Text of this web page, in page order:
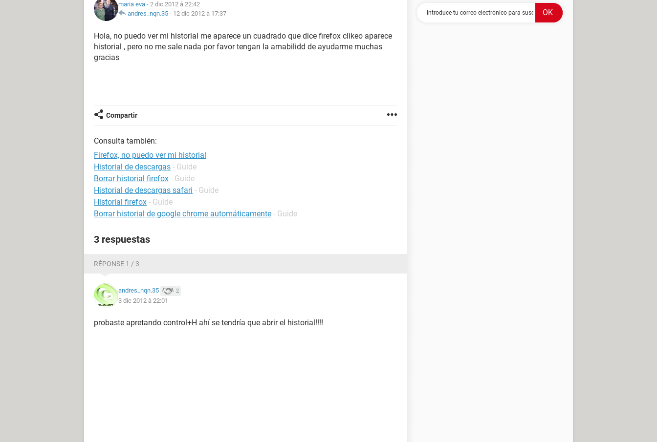
maria eva - 2 dic 2012 à 22:42
andres_nqn.35 - 12 dic 2012 à 17:37
Hola, no puedo ver mi historial me aparece un cuadrado que dice firefox clikeo aparece
historial , pero no me sale nada por favor tengan la amabilidd de ayudarme muchas
gracias
Compartir
Consulta también:
Firefox, no puedo ver mi historial
Historial de descargas - Guide
Borrar historial firefox - Guide
Historial de descargas safari - Guide
Historial firefox - Guide
Borrar historial de google chrome automáticamente - Guide
3 respuestas
RÉPONSE 1 / 3
andres_nqn.35 2
3 dic 2012 à 22:01
probaste apretando control+H ahí se tendría que abrir el historial!!!!